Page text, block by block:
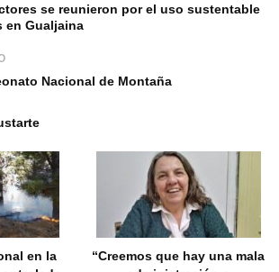
se reunieron por el uso sustentable
en Gualjaina
Nacional de Montaña
en la
“Creemos que hay una mala